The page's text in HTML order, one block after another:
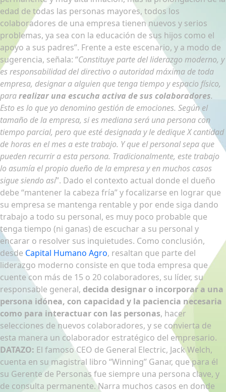
edad de todas las personas mayores, todos los
colaboradores de una empresa tienen nuevos y serios
problemas, ya sea con la educación de sus hijos como el
apoyo a sus padres”. Frente a este escenario, y a modo de
sugerencia, señala: “Constituye parte del liderazgo moderno, y
es responsabilidad del directivo o autoridad máxima de toda
empresa, designar a alguien que tenga tiempo y espacio físico,
pararealizar una escucha activa de sus colaboradores.
Esto es lo que yo denomino gestión de emociones. Según el
tamaño de la empresa, si es mediana será una persona con
tiempo parcial, pero que esté designada y le dedique X cantidad
de horas en el mes a este trabajo. Y que el personal sepa que
pueden recurrir a esta persona. Tradicionalmente, este trabajo
lo asumía el propio dueño de la empresa y en muchos casos
sigue siendo así”. Dado el contexto actual donde el dueño
debe “mantener la cabeza fría” y focalizarse en lograr que
su empresa se mantenga rentable y por ende siga dando
trabajo a todo su personal, es muy poco probable que
tenga tiempo (ni ganas) de escuchar a su personal y
encarar o resolver sus inquietudes. Como conclusión,
desde Capital Humano Agro, resaltan que parte del
liderazgo moderno consiste en que toda empresa que
cuente con más de 15 o 20 colaboradores, su líder, su
responsable general, decida designar o incorporar a una
persona idónea, con capacidad y la paciencia necesaria
como para interactuar con las personas, hacer
selecciones de nuevos colaboradores, y se convierta de
esta manera un colaborador estratégico del empresario.
DATAZO: El famoso CEO de General Electric, Jack Welch,
cuenta en su magistral libro “Winning” Ganar, que para él
su Gerente de Personas fue siempre una persona clave, y
de consulta permanente. Narra muchos casos en donde